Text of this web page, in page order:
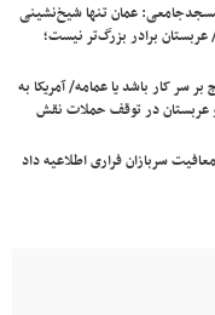
عمان تنها شیخ‌نشینی
عربستان برادر بزرگ‌تر نیست؛
سر کار باشد یا عمامه/ آمریکا به
عربستان در توقف حملات نقش
سربازان فراری اطلاعیه داد